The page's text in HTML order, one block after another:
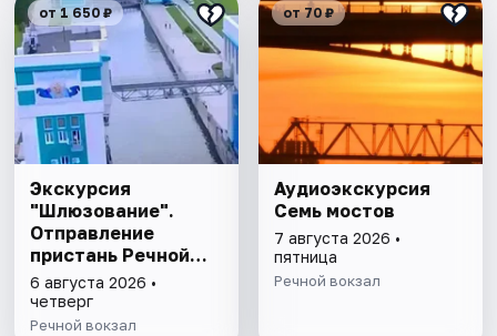
от 1 650 ₽
Экскурсия
"Шлюзование".
Отправление
пристань Речной
вокзал- Прибытие
пристань Речной
вокзал с питанием
6 августа 2026 •
четверг
Речной вокзал
от 70 ₽
Аудиоэкскурсия
Семь мостов
7 августа 2026 •
пятница
Речной вокзал